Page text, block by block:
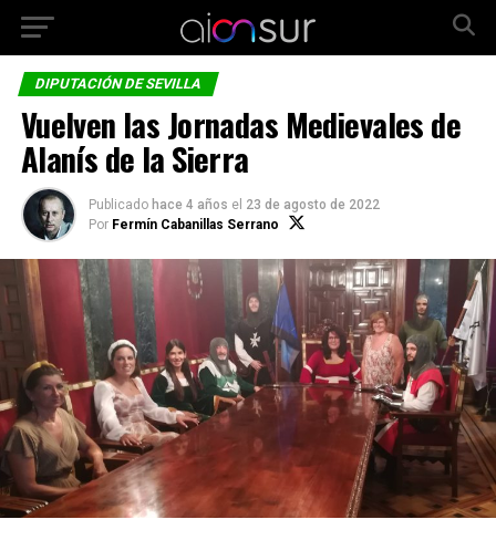
DIPUTACIÓN DE SEVILLA
Vuelven las Jornadas Medievales de
Alanís de la Sierra
Publicado hace 4 años el 23 de agosto de 2022
Por Fermín Cabanillas Serrano